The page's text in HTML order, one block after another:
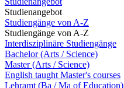
Studienangebot
Studiengänge von A-Z
Studiengänge von A-Z
Interdisziplinäre Studiengänge
Bachelor (Arts / Science)
Master (Arts / Science)
English taught Master's courses
Lehramt (Ba / Ma of Education)